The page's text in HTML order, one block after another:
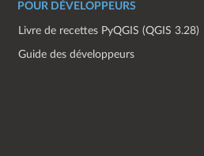
POUR DÉVELOPPEURS
Livre de recettes PyQGIS (QGIS 3.28)
Guide des développeurs